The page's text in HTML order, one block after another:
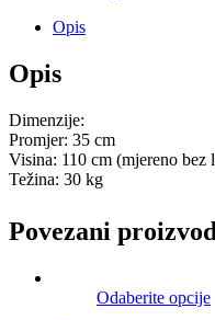
Opis
Opis
Dimenzije:
Promjer: 35 cm
Visina: 110 cm (mjereno bez
Težina: 30 kg
Povezani
Odaberite opcije